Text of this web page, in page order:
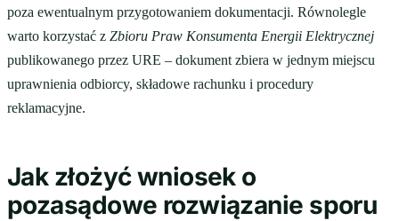
poza ewentualnym przygotowaniem dokumentacji. Równolegle
warto korzystać z Zbioru Praw Konsumenta Energii Elektrycznej
publikowanego przez URE – dokument zbiera w jednym miejscu
uprawnienia odbiorcy, składowe rachunku i procedury
reklamacyjne.
Jak złożyć wniosek o
pozasądowe rozwiązanie sporu